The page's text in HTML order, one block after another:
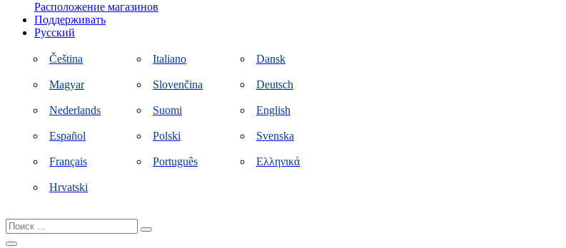
Расположение магазинов
Поддерживать
Русский
Čeština Italiano Dansk
Magyar Slovenčina Deutsch
Nederlands Suomi English
Español Polski Svenska
Français Português Ελληνικά
Hrvatski
Поиск
…